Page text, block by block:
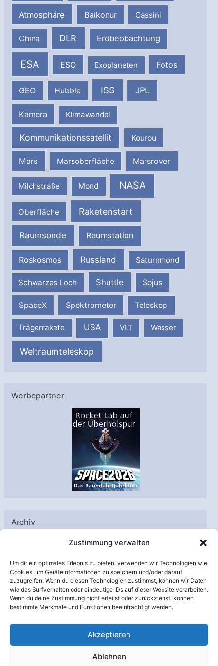
Zustimmung verwalten
Um dir ein optimales Erlebnis zu bieten, verwenden wir Technologien wie
Cookies, um Geräteinformationen zu speichern und/oder darauf
zuzugreifen. Wenn du diesen Technologien zustimmst, können wir Daten
wie das Surfverhalten oder eindeutige IDs auf dieser Website verarbeiten.
Wenn du deine Zustimmung nicht erteilst oder zurückziehst, können
bestimmte Merkmale und Funktionen beeinträchtigt werden.
Akzeptieren
Ablehnen
Atmosphäre Baikonur Cassini
China DLR Erdbeobachtung
ESA ESO Exoplaneten Fotos
GEO Hubble ISS JPL
Kamera Klimawandel
Kommunikationssatellit Kourou
Mars Marsoberfläche Marsrover
Milchstraße Mond NASA
Oberfläche Raketenstart
Raumsonde Raumstation
Roskosmos Russland Saturnmond
Schwarzes Loch Shuttle Sojus
SpaceX Spektrometer Teleskop
Trägerrakete USA VLT Wasser
Weltraumteleskop
Werbepartner
Archiv
c
h
i
v
Unterstützt von: